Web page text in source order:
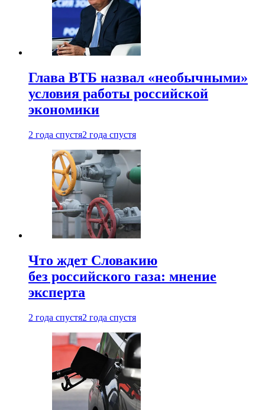
Глава ВТБ назвал «необычными»
условия работы российской
экономики
2 года спустя2 года спустя
Что ждет Словакию
без российского газа: мнение
эксперта
2 года спустя2 года спустя